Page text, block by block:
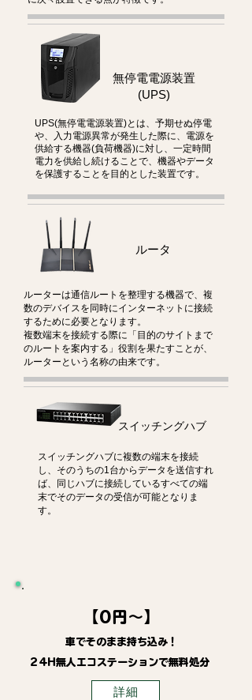
無停電電源装置
(UPS)
UPS(無停電電源装置)とは、予期せぬ停電
や、入力電源異常が発生した際に、電源を
供給する機器(負荷機器)に対し、一定時間
電力を供給し続けることで、機器やデータ
を保護することを目的とした装置です。
ルータ
ルーターは通信ルートを整理する機器で、複
数のデバイスを同時にインターネットに接続
するために必要となります。
複数端末を接続する際に「目的のサイトまで
のルートを案内する」役割を果たすことが、
ルーターという名称の由来です。
スイッチングハブ
スイッチングハブに複数の端末を接続
し、そのうちの1台からデータを送信すれ
ば、同じハブに接続しているすべての端
末でそのデータの受信が可能となりま
す。
【0円～】
車でそのまま持ち込み！
24H無人エコステーションで無料処分
詳細